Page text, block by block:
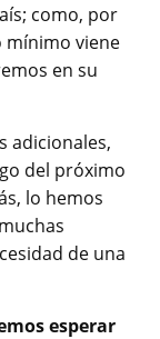
como, por
mínimo viene
en su
adicionales,
del próximo
lo hemos
de una
esperar